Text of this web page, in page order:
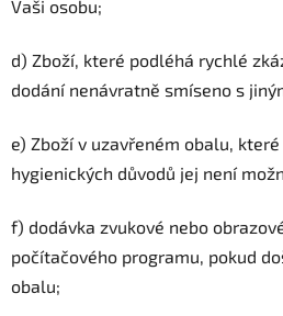
Vaši osobu;
d) Zboží, které podléhá rychlé
dodání nenávratně smíseno s
e) Zboží v uzavřeném obalu,
hygienických důvodů jej není
f) dodávka zvukové nebo
počítačového programu, pokud
obalu;